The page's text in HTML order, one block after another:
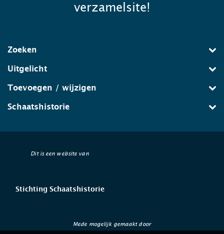
verzamelsite!
Zoeken
Uitgelicht
Toevoegen / wijzigen
Schaatshistorie
Dit is een website van
Stichting Schaatshistorie
Mede mogelijk gemaakt door